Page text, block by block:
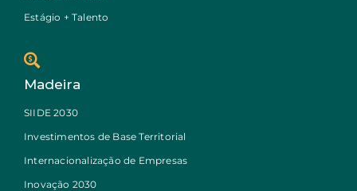
Estágio + Talento
Madeira
SIIDE 2030
Investimentos de Base Territorial
Internacionalização de Empresas
Inovação 2030